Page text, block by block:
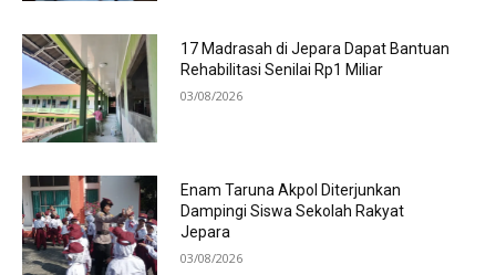
17 Madrasah di Jepara Dapat Bantuan
Rehabilitasi Senilai Rp1 Miliar
03/08/2026
Enam Taruna Akpol Diterjunkan
Dampingi Siswa Sekolah Rakyat
Jepara
03/08/2026